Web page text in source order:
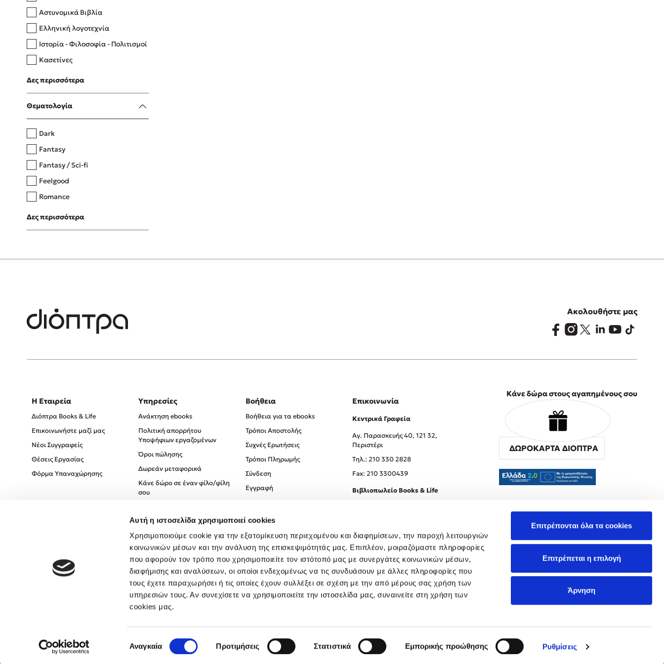
Αυτή η ιστοσελίδα χρησιμοποιεί cookies
Χρησιμοποιούμε cookie για την εξατομίκευση περιεχομένου και διαφημίσεων, την παροχή λειτουργιών
κοινωνικών μέσων και την ανάλυση της επισκεψιμότητάς μας. Επιπλέον, μοιραζόμαστε πληροφορίες
που αφορούν τον τρόπο που χρησιμοποιείτε τον ιστότοπό μας με συνεργάτες κοινωνικών μέσων,
διαφήμισης και αναλύσεων, οι οποίοι ενδεχομένως να τις συνδυάσουν με άλλες πληροφορίες που
τους έχετε παραχωρήσει ή τις οποίες έχουν συλλέξει σε σχέση με την από μέρους σας χρήση των
υπηρεσιών τους. Αν συνεχίσετε να χρησιμοποιείτε την ιστοσελίδα μας, συναινείτε στη χρήση των
cookies μας.
συγκατάθεσης
Αναγκαία Προτιμήσεις Στατιστικά Εμπορικής προώθησης Ρυθμίσεις
Επιτρέπονται όλα τα cookies
Επιτρέπεται η επιλογή
Άρνηση
Δανάη Δεληγεώργη
Πάνω, κάτω, μπροστά, πίσω
Η μέθοδος Αφήστε τους
Αστυνομικά Βιβλία
Ελληνική λογοτεχνία
Ιστορία - Φιλοσοφία - Πολιτισμοί
Κασετίνες
Λευκώματα - Έγχρωμοι οδηγοί
Μαγειρική
Δες περισσότερα
Θεματολογία
Dark
Fantasy
Fantasy / Sci-fi
Feelgood
Romance
Upmarket
Young Adult
Δες περισσότερα
Ακολουθήστε μας
Η Εταιρεία
Διόπτρα Books & Life
Επικοινωνήστε μαζί μας
Νέοι Συγγραφείς
Θέσεις Εργασίας
Φόρμα Υπαναχώρησης
Υπηρεσίες
Ανάκτηση ebooks
Πολιτική απορρήτου
Υποψήφιων εργαζομένων
Όροι πώλησης
Δωρεάν μεταφορικά
Κάνε δώρο σε έναν φίλο/φίλη
σου
Πολιτική Απορρήτου
Όροι χρήσης
Βοήθεια
Βοήθεια για τα ebooks
Τρόποι Αποστολής
Συχνές Ερωτήσεις
Τρόποι Πληρωμής
Σύνδεση
Εγγραφή
Επικοινωνία
Κεντρικά Γραφεία
Αγ. Παρασκευής 40, 121 32,
Περιστέρι
Tηλ.: 210 330 2828
Fax: 210 3300439
Βιβλιοπωλείο Books & Life
Κάνε δώρα στους αγαπημένους σου
ΔΩΡΟΚΑΡΤΑ ΔΙΟΠΤΡΑ
Created by Powered by